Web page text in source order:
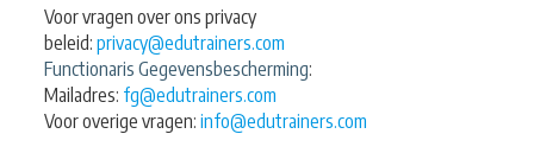
Voor vragen over ons privacy
beleid: privacy@edutrainers.com
Functionaris Gegevensbescherming:
Mailadres: fg@edutrainers.com
Voor overige vragen: info@edutrainers.com